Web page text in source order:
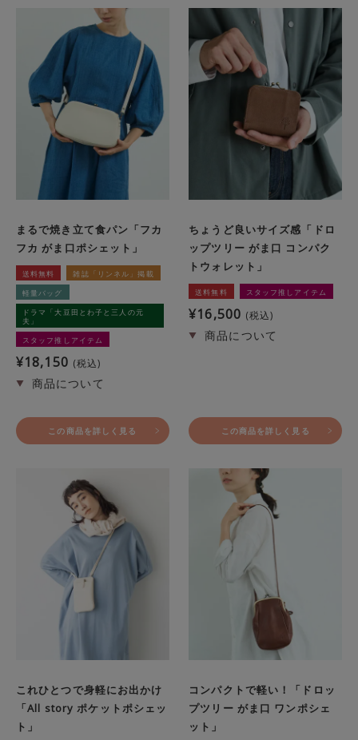
まるで焼き立て食パン「フカ
フカ がま口ポシェット」
送料無料
雑誌「リンネル」掲載
軽量バッグ
ドラマ「大豆田とわ子と三人の元
夫」
スタッフ推しアイテム
¥18,150 税込
この商品を詳しく見る
ちょうど良いサイズ感「ドロ
ップツリー がま口 コンパク
トウォレット」
送料無料 スタッフ推しアイテム
¥16,500 税込
この商品を詳しく見る
これひとつで身軽にお出かけ
「All story ポケットポシェッ
ト」
コンパクトで軽い！「ドロッ
プツリー がま口 ワンポシェ
ット」